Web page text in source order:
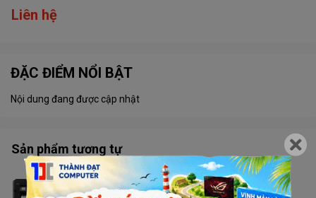
Liên hệ
ĐẶC ĐIỂM NỔI BẬT
Nội dung đang được cập nhật
Sản phẩm tương tự
Máy in Brother MFC - T920DW